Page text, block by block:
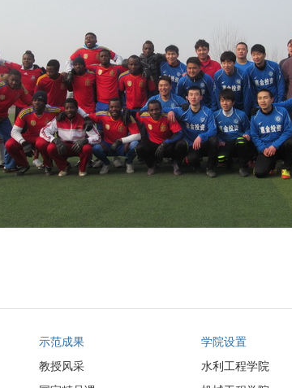
示范成果
教授风采
学院设置
水利工程学院